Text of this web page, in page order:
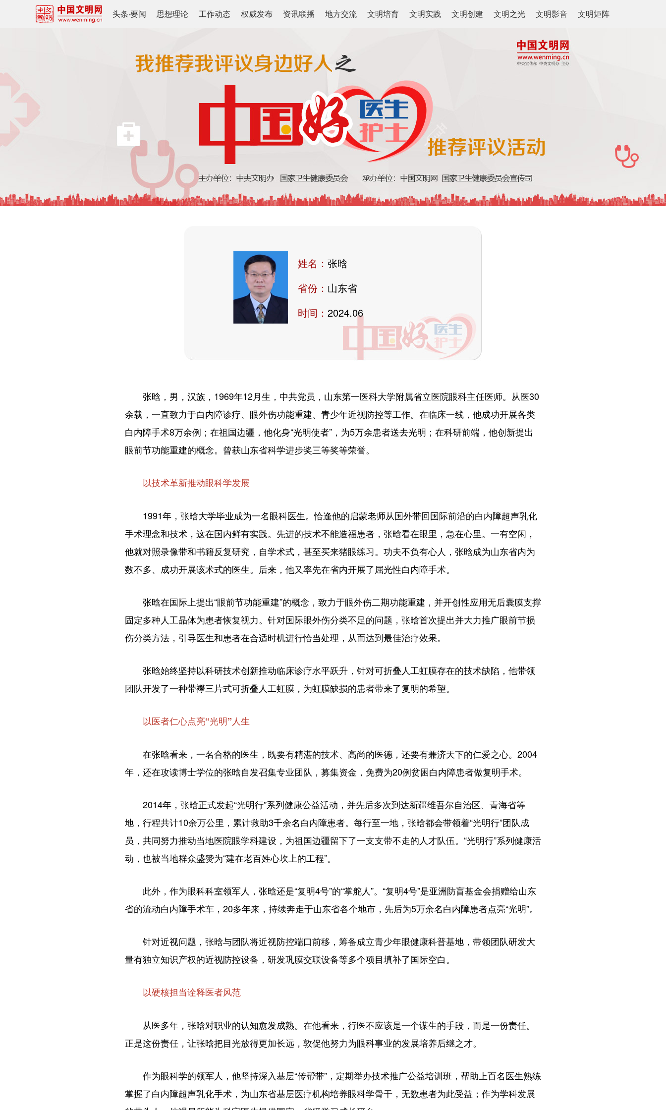
头条·要闻 思想理论 工作动态 权威发布 资讯联播 地方交流 文明培育 文明实践 文明创建 文明之光 文明影音 文明矩阵
姓名： 张晗
省份： 山东省
时间： 2024.06
张晗，男，汉族，1969年12月生，中共党员，山东第一医科大学附属省立医院眼科主任医师。从医30
余载，一直致力于白内障诊疗、眼外伤功能重建、青少年近视防控等工作。在临床一线，他成功开展各类
白内障手术8万余例；在祖国边疆，他化身“光明使者”，为5万余患者送去光明；在科研前端，他创新提出
眼前节功能重建的概念。曾获山东省科学进步奖三等奖等荣誉。
以技术革新推动眼科学发展
1991年，张晗大学毕业成为一名眼科医生。恰逢他的启蒙老师从国外带回国际前沿的白内障超声乳化
手术理念和技术，这在国内鲜有实践。先进的技术不能造福患者，张晗看在眼里，急在心里。一有空闲，
他就对照录像带和书籍反复研究，自学术式，甚至买来猪眼练习。功夫不负有心人，张晗成为山东省内为
数不多、成功开展该术式的医生。后来，他又率先在省内开展了屈光性白内障手术。
张晗在国际上提出“眼前节功能重建”的概念，致力于眼外伤二期功能重建，并开创性应用无后囊膜支撑
固定多种人工晶体为患者恢复视力。针对国际眼外伤分类不足的问题，张晗首次提出并大力推广眼前节损
伤分类方法，引导医生和患者在合适时机进行恰当处理，从而达到最佳治疗效果。
张晗始终坚持以科研技术创新推动临床诊疗水平跃升，针对可折叠人工虹膜存在的技术缺陷，他带领
团队开发了一种带襻三片式可折叠人工虹膜，为虹膜缺损的患者带来了复明的希望。
以医者仁心点亮“光明”人生
在张晗看来，一名合格的医生，既要有精湛的技术、高尚的医德，还要有兼济天下的仁爱之心。2004
年，还在攻读博士学位的张晗自发召集专业团队，募集资金，免费为20例贫困白内障患者做复明手术。
2014年，张晗正式发起“光明行”系列健康公益活动，并先后多次到达新疆维吾尔自治区、青海省等
地，行程共计10余万公里，累计救助3千余名白内障患者。每行至一地，张晗都会带领着“光明行”团队成
员，共同努力推动当地医院眼学科建设，为祖国边疆留下了一支支带不走的人才队伍。“光明行”系列健康活
动，也被当地群众盛赞为“建在老百姓心坎上的工程”。
此外，作为眼科科室领军人，张晗还是“复明4号”的“掌舵人”。“复明4号”是亚洲防盲基金会捐赠给山东
省的流动白内障手术车，20多年来，持续奔走于山东省各个地市，先后为5万余名白内障患者点亮“光明”。
针对近视问题，张晗与团队将近视防控端口前移，筹备成立青少年眼健康科普基地，带领团队研发大
量有独立知识产权的近视防控设备，研发巩膜交联设备等多个项目填补了国际空白。
以硬核担当诠释医者风范
从医多年，张晗对职业的认知愈发成熟。在他看来，行医不应该是一个谋生的手段，而是一份责任。
正是这份责任，让张晗把目光放得更加长远，敦促他努力为眼科事业的发展培养后继之才。
作为眼科学的领军人，他坚持深入基层“传帮带”，定期举办技术推广公益培训班，帮助上百名医生熟练
掌握了白内障超声乳化手术，为山东省基层医疗机构培养眼科学骨干，无数患者为此受益；作为学科发展